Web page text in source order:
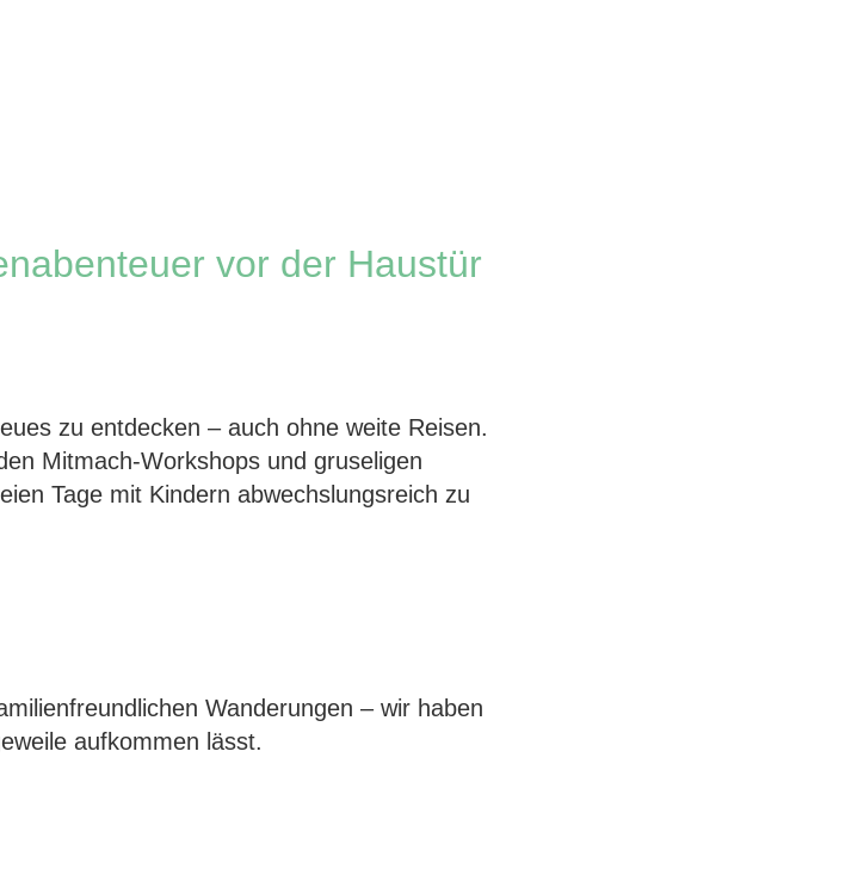
vor der Haustür
zu entdecken – auch ohne weite Reisen.
Mitmach-Workshops und gruseligen
Tage mit Kindern abwechslungsreich zu
Wanderungen – wir haben
aufkommen lässt.